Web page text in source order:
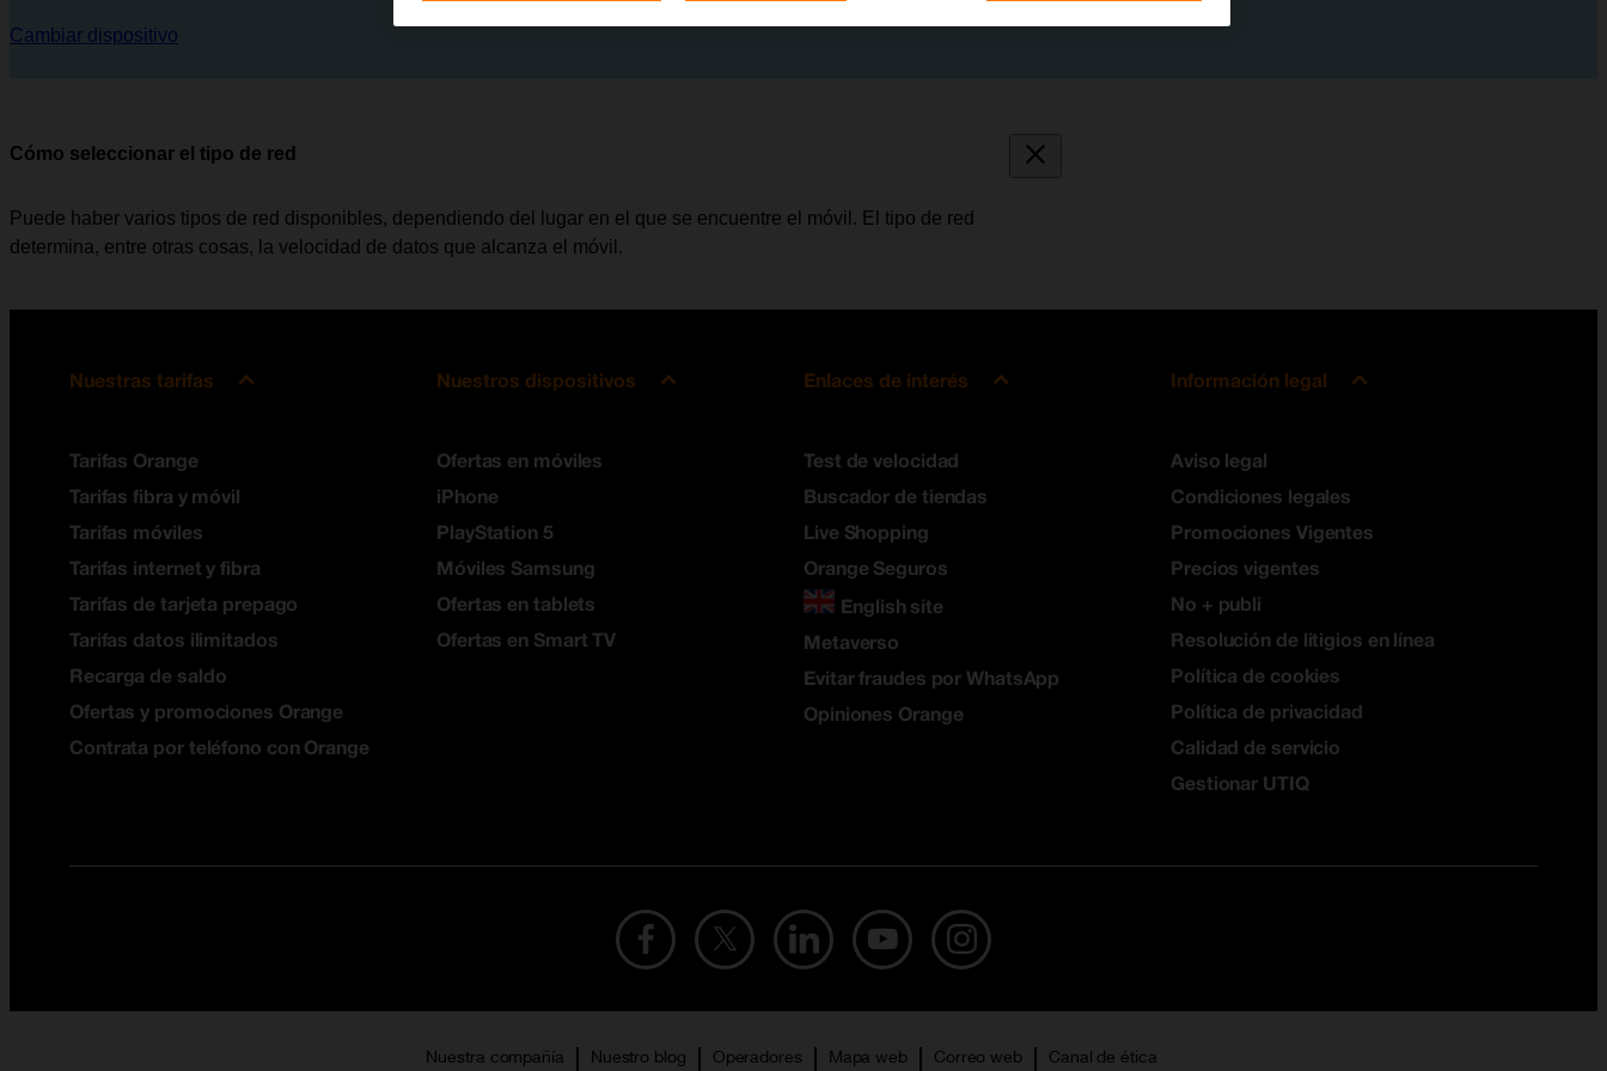
Cambiar dispositivo
Cómo seleccionar el tipo de red
Puede haber varios tipos de red disponibles, dependiendo del lugar en el que se encuentre el móvil. El tipo de red
determina, entre otras cosas, la velocidad de datos que alcanza el móvil.
Nuestras tarifas
Tarifas Orange
Tarifas fibra y móvil
Tarifas móviles
Tarifas internet y fibra
Tarifas de tarjeta prepago
Tarifas datos ilimitados
Recarga de saldo
Ofertas y promociones Orange
Contrata por teléfono con Orange
Nuestros dispositivos
Ofertas en móviles
iPhone
PlayStation 5
Móviles Samsung
Ofertas en tablets
Ofertas en Smart TV
Enlaces de interés
Test de velocidad
Buscador de tiendas
Live Shopping
Orange Seguros
English site
Metaverso
Evitar fraudes por WhatsApp
Opiniones Orange
Información legal
Aviso legal
Condiciones legales
Promociones Vigentes
Precios vigentes
No + publi
Resolución de litigios en línea
Política de cookies
Política de privacidad
Calidad de servicio
Gestionar UTIQ
Nuestra compañía Nuestro blog Operadores Mapa web Correo web Canal de ética